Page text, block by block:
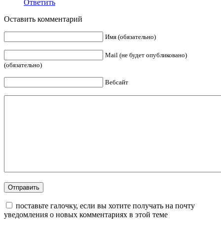
Ответить
Оставить комментарий
Имя (обязательно)
Mail (не будет опубликовано)
(обязательно)
Вебсайт
поставьте галочку, если вы хотите получать на почту
уведомления о новых комментариях в этой теме